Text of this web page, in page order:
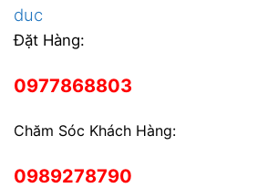
duc
Đặt Hàng:
0977868803
Chăm Sóc Khách Hàng:
0989278790